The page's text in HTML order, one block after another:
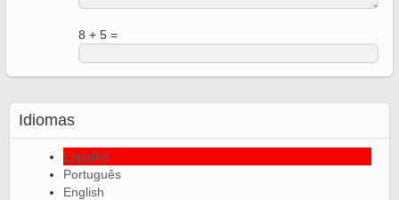
8 + 5 =
Idiomas
Español
Português
English